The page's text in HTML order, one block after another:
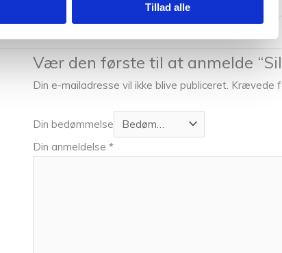
Tillad alle
Vær den første til at anmelde
Din e-mailadresse vil ikke blive publiceret. Krævede
Din bedømmelse
Din anmeldelse *